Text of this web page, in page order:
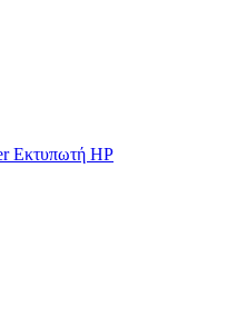
Εκτυπωτή HP